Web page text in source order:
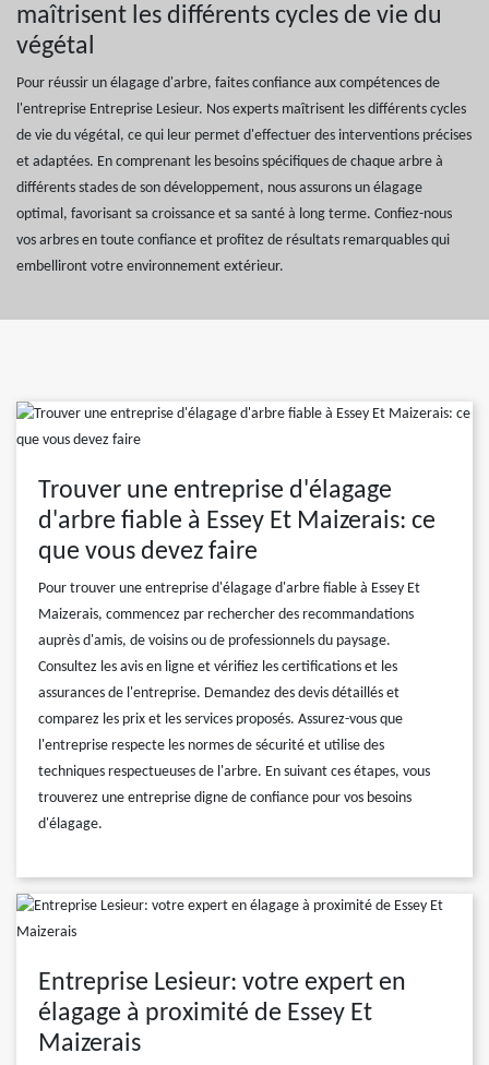
maîtrisent les différents cycles de vie du
végétal
Pour réussir un élagage d'arbre, faites confiance aux compétences de
l'entreprise Entreprise Lesieur. Nos experts maîtrisent les différents cycles
de vie du végétal, ce qui leur permet d'effectuer des interventions précises
et adaptées. En comprenant les besoins spécifiques de chaque arbre à
différents stades de son développement, nous assurons un élagage
optimal, favorisant sa croissance et sa santé à long terme. Confiez-nous
vos arbres en toute confiance et profitez de résultats remarquables qui
embelliront votre environnement extérieur.
Trouver une entreprise d'élagage
d'arbre fiable à Essey Et Maizerais: ce
que vous devez faire
Pour trouver une entreprise d'élagage d'arbre fiable à Essey Et
Maizerais, commencez par rechercher des recommandations
auprès d'amis, de voisins ou de professionnels du paysage.
Consultez les avis en ligne et vérifiez les certifications et les
assurances de l'entreprise. Demandez des devis détaillés et
comparez les prix et les services proposés. Assurez-vous que
l'entreprise respecte les normes de sécurité et utilise des
techniques respectueuses de l'arbre. En suivant ces étapes, vous
trouverez une entreprise digne de confiance pour vos besoins
d'élagage.
Entreprise Lesieur: votre expert en
élagage à proximité de Essey Et
Maizerais